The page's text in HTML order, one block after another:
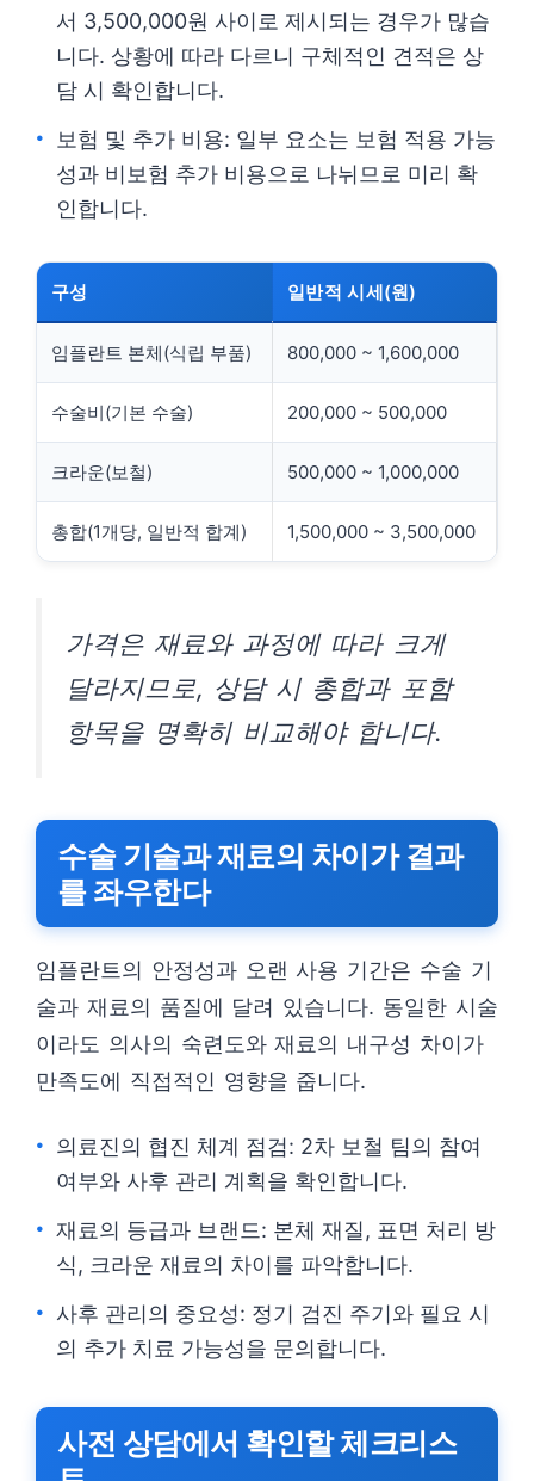
서 3,500,000원 사이로 제시되는 경우가 많습
니다. 상황에 따라 다르니 구체적인 견적은 상
담 시 확인합니다.
보험 및 추가 비용: 일부 요소는 보험 적용 가능
성과 비보험 추가 비용으로 나뉘므로 미리 확
인합니다.
구성 일반적 시세(원)
임플란트 본체(식립 부품) 800,000 ~ 1,600,000
수술비(기본 수술) 200,000 ~ 500,000
크라운(보철) 500,000 ~ 1,000,000
총합(1개당, 일반적 합계) 1,500,000 ~ 3,500,000
가격은 재료와 과정에 따라 크게
달라지므로, 상담 시 총합과 포함
항목을 명확히 비교해야 합니다.
수술 기술과 재료의 차이가 결과
를 좌우한다
임플란트의 안정성과 오랜 사용 기간은 수술 기
술과 재료의 품질에 달려 있습니다. 동일한 시술
이라도 의사의 숙련도와 재료의 내구성 차이가
만족도에 직접적인 영향을 줍니다.
의료진의 협진 체계 점검: 2차 보철 팀의 참여
여부와 사후 관리 계획을 확인합니다.
재료의 등급과 브랜드: 본체 재질, 표면 처리 방
식, 크라운 재료의 차이를 파악합니다.
사후 관리의 중요성: 정기 검진 주기와 필요 시
의 추가 치료 가능성을 문의합니다.
사전 상담에서 확인할 체크리스